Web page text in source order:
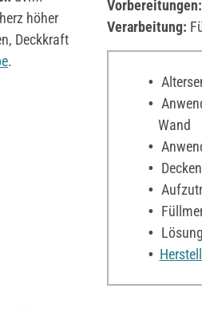
höher
Deckkraft
.
Vorbereitungen:
Verarbeitung:
Wand